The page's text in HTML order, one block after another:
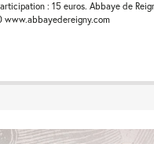
: 15 euros. Abbaye de
www.abbayedereigny.com